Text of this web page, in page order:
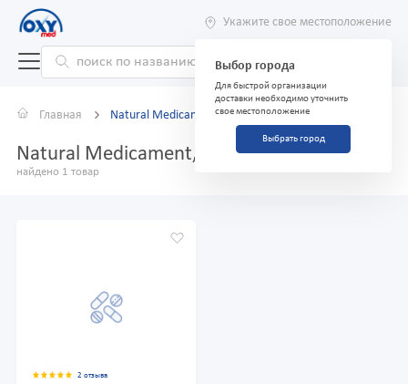
Укажите свое местоположение
Выбор города
Для быстрой организации
доставки необходимо уточнить
свое местоположение
Выбрать город
Главная Natural Medicament, ООО
Natural Medicament, ООО
найдено 1 товар
2 отзыва